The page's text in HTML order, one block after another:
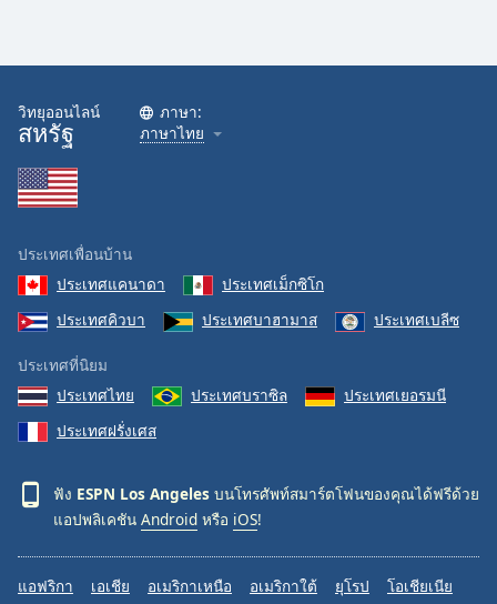
Font
Family
Reset
Close
Modal
Dialog
window.
วิทยุออนไลน์
สหรัฐ
ภาษา:
ภาษาไทย
ประเทศเพื่อนบ้าน
ประเทศแคนาดา
ประเทศเม็กซิโก
ประเทศคิวบา
ประเทศบาฮามาส ประเทศเบลีซ
ประเทศที่นิยม
ประเทศไทย
ประเทศบราซิล
ประเทศเยอรมนี
ประเทศฝรั่งเศส
ฟัง ESPN Los Angeles บนโทรศัพท์สมาร์ตโฟนของคุณได้ฟรีด้วย
แอปพลิเคชัน Android หรือ iOS!
แอฟริกา เอเชีย อเมริกาเหนือ อเมริกาใต้ ยุโรป โอเชียเนีย